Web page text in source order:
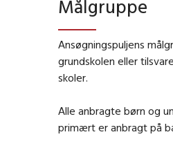
Målgruppe
Ansøgningspuljens
grundskolen eller
skoler.
Alle anbragte børn og
primært er anbragt på